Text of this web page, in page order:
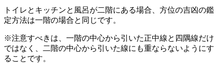
トイレとキッチンと風呂が二階にある場合、方位の吉凶の鑑
定方法は一階の場合と同じです。
※注意すべきは、一階の中心から引いた正中線と四隅線だけ
ではなく、二階の中心から引いた線にも重ならないようにす
ることです。